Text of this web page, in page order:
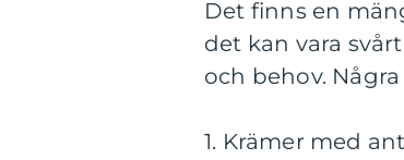
Det finns en
det kan vara
och behov.
1. Krämer med